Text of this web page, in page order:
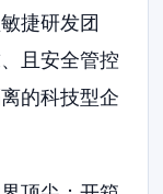
捷研发团
且安全管控
的科技型企